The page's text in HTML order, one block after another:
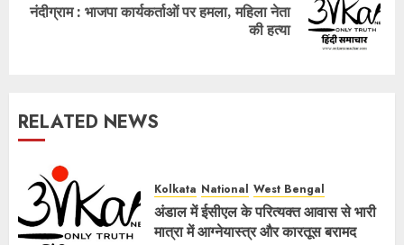
Next
नंदीग्राम : भाजपा कार्यकर्ताओं पर हमला, महिला नेता
की हत्या
RELATED NEWS
Kolkata National West Bengal
अंडाल में ईसीएल के परित्यक्त आवास से भारी
मात्रा में आग्नेयास्त्र और कारतूस बरामद